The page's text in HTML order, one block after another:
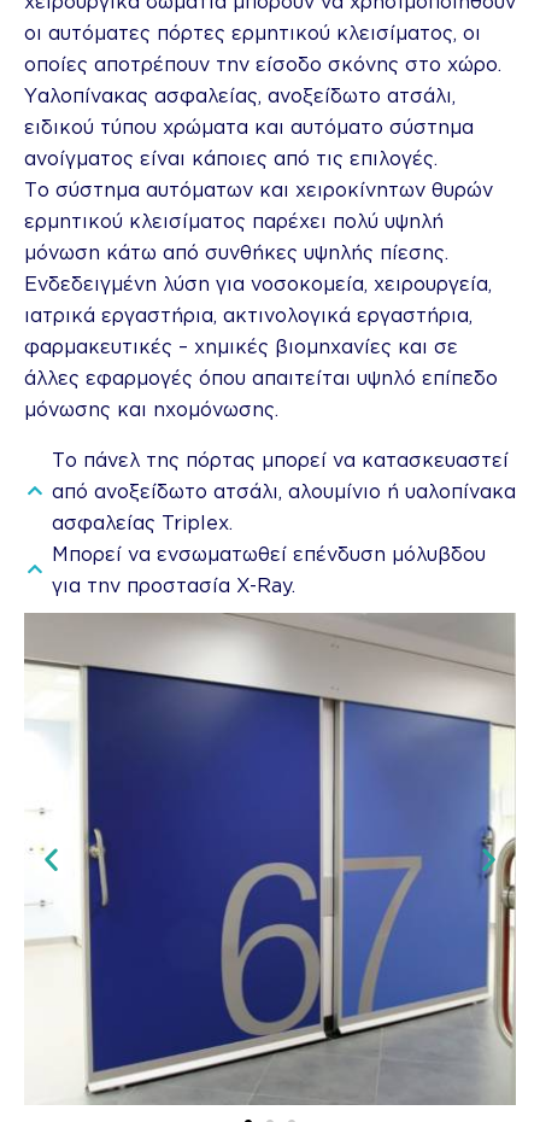
οι αυτόματες πόρτες ερμητικού κλεισίματος, οι
οποίες αποτρέπουν την είσοδο σκόνης στο χώρο.
Υαλοπίνακας ασφαλείας, ανοξείδωτο ατσάλι,
ειδικού τύπου χρώματα και αυτόματο σύστημα
ανοίγματος είναι κάποιες από τις επιλογές.
Το σύστημα αυτόματων και χειροκίνητων θυρών
ερμητικού κλεισίματος παρέχει πολύ υψηλή
μόνωση κάτω από συνθήκες υψηλής πίεσης.
Ενδεδειγμένη λύση για νοσοκομεία, χειρουργεία,
ιατρικά εργαστήρια, ακτινολογικά εργαστήρια,
φαρμακευτικές – χημικές βιομηχανίες και σε
άλλες εφαρμογές όπου απαιτείται υψηλό επίπεδο
μόνωσης και ηχομόνωσης.
Το πάνελ της πόρτας μπορεί να κατασκευαστεί
από ανοξείδωτο ατσάλι, αλουμίνιο ή υαλοπίνακα
ασφαλείας Triplex.
Μπορεί να ενσωματωθεί επένδυση μόλυβδου
για την προστασία X-Ray.